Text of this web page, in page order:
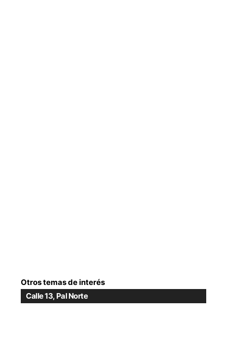
Otros temas de interés
Calle 13, Pal Norte